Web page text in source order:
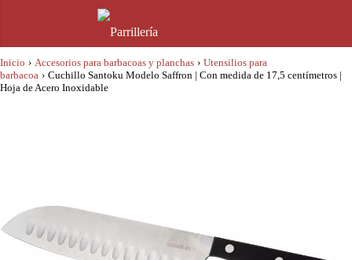
Inicio › Accesorios para barbacoas y planchas › Utensilios para
barbacoa › Cuchillo Santoku Modelo Saffron | Con medida de 17,5 centímetros |
Hoja de Acero Inoxidable